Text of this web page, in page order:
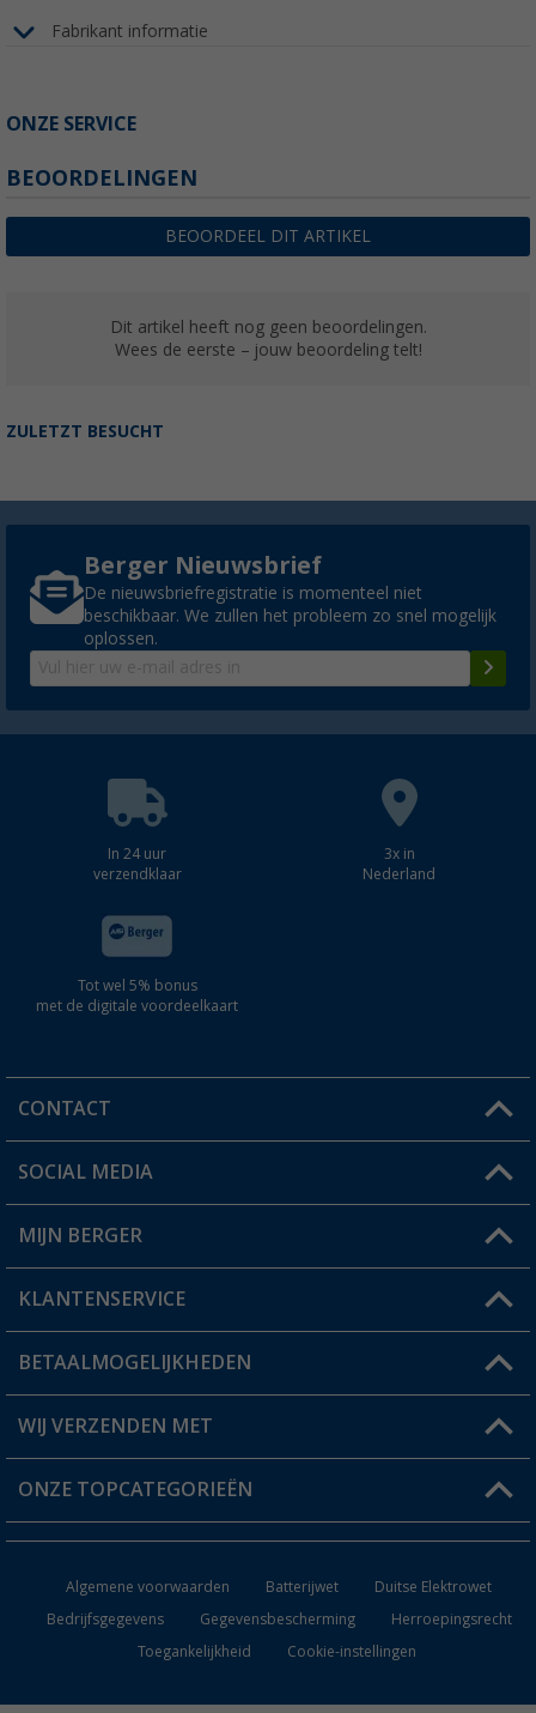
Fabrikant informatie
ONZE SERVICE
BEOORDELINGEN
BEOORDEEL DIT ARTIKEL
Dit artikel heeft nog geen beoordelingen.
Wees de eerste – jouw beoordeling telt!
ZULETZT BESUCHT
Berger Nieuwsbrief
De nieuwsbriefregistratie is momenteel niet
beschikbaar. We zullen het probleem zo snel mogelijk
oplossen.
In 24 uur
verzendklaar
3x in
Nederland
Tot wel 5% bonus
met de digitale voordeelkaart
CONTACT
Een vraag?
Winkel vinden
SOCIAL MEDIA
MIJN BERGER
Mijn account
Status bestelling
Verlanglijstje
KLANTENSERVICE
FAQ & Contact
Verzendinformatie
Catalogus
BETAALMOGELIJKHEDEN
WIJ VERZENDEN MET
ONZE TOPCATEGORIEËN
Campingmeubilair
Algemene voorwaarden Batterijwet
Duitse Elektrowet
Bedrijfsgegevens
Gegevensbescherming
Herroepingsrecht
Toegankelijkheid
Cookie-instellingen